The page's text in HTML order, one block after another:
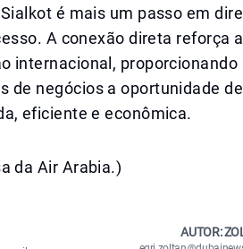
é mais um passo em
A conexão direta reforça a
internacional, proporcionando
de negócios a oportunidade de
eficiente e econômica.
da Air Arabia.)
AUTOR: